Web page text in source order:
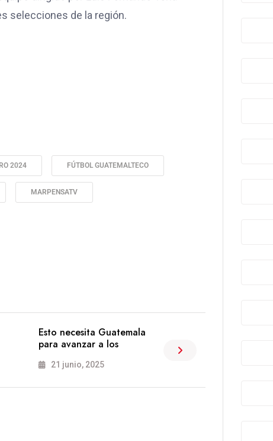
selecciones de la región.
2024 FÚTBOL GUATEMALTECO
MARPENSATV
Esto necesita Guatemala
para avanzar a los
21 junio, 2025